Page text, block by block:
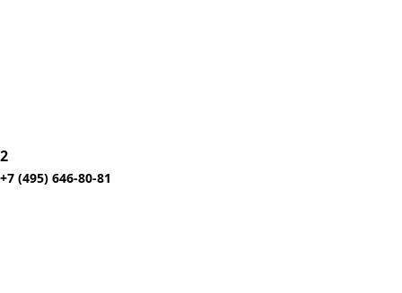
2
+7 (495) 646-80-81